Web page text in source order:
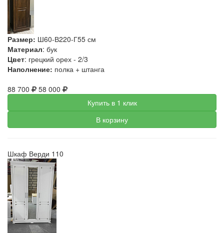
Размер: Ш60-В220-Г55 см
Материал: бук
Цвет: грецкий орех - 2/3
Наполнение: полка + штанга
88 700
58 000
Купить в 1 клик
В корзину
Шкаф Верди 110